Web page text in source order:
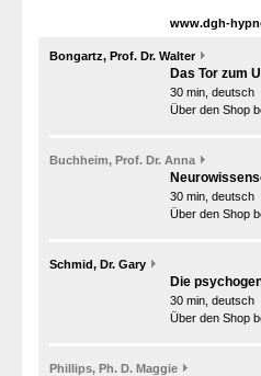
www.dgh-
Bongartz, Prof. Dr. Walter
Das Tor zum
30 min, deutsch
Über den Shop
Buchheim, Prof. Dr. Anna
30 min, deutsch
Über den Shop
Schmid, Dr. Gary
Die
30 min, deutsch
Über den Shop
Phillips, Ph. D. Maggie